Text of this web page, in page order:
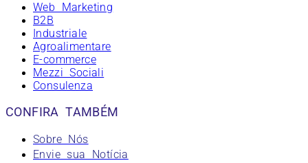
Web Marketing
B2B
Industriale
Agroalimentare
E-commerce
Mezzi Sociali
Consulenza
CONFIRA TAMBÉM
Sobre Nós
Envie sua Notícia